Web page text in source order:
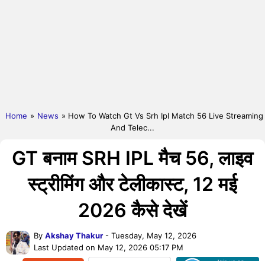
Home » News » How To Watch Gt Vs Srh Ipl Match 56 Live Streaming
And Telec...
GT बनाम SRH IPL मैच 56, लाइव
स्ट्रीमिंग और टेलीकास्ट, 12 मई
2026 कैसे देखें
By Akshay Thakur - Tuesday, May 12, 2026
Last Updated on May 12, 2026 05:17 PM